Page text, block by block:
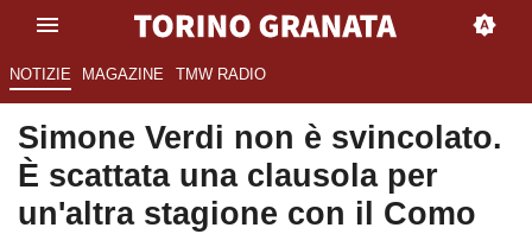
NOTIZIE MAGAZINE TMW RADIO
Simone Verdi non è svincolato.
È scattata una clausola per
un'altra stagione con il Como